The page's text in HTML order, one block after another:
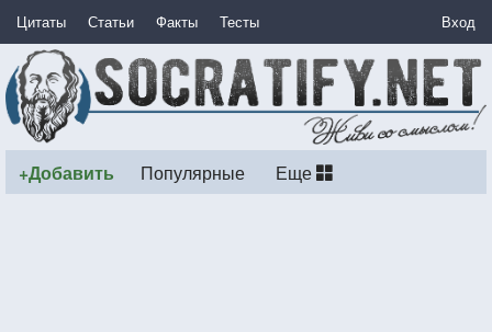
Цитаты Статьи Факты Тесты Вход
+Добавить Популярные Еще